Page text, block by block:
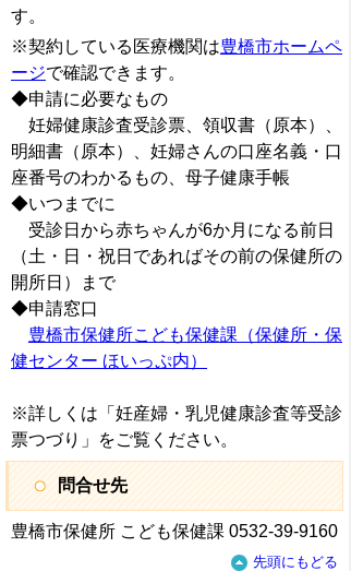
す。
※契約している医療機関は豊橋市ホームペ
ージで確認できます。
◆申請に必要なもの
妊婦健康診査受診票、領収書（原本）、
明細書（原本）、妊婦さんの口座名義・口
座番号のわかるもの、母子健康手帳
◆いつまでに
受診日から赤ちゃんが6か月になる前日
（土・日・祝日であればその前の保健所の
開所日）まで
◆申請窓口
豊橋市保健所こども保健課（保健所・保
健センター ほいっぷ内）
※詳しくは「妊産婦・乳児健康診査等受診
票つづり」をご覧ください。
問合せ先
豊橋市保健所 こども保健課 0532-39-9160
先頭にもどる